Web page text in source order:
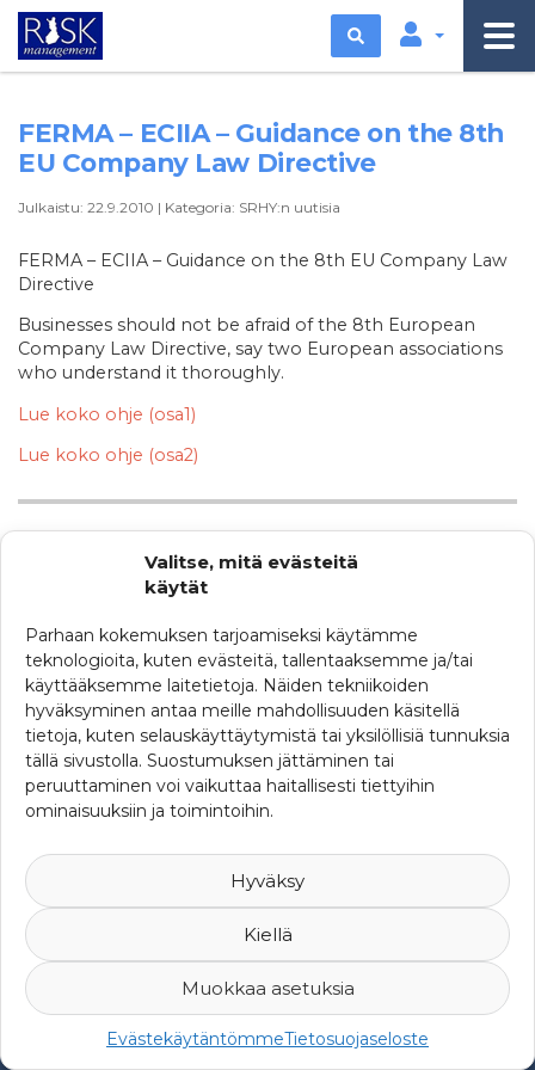
Valitse, mitä evästeitä
käytät
Parhaan kokemuksen tarjoamiseksi käytämme
teknologioita, kuten evästeitä, tallentaaksemme ja/tai
käyttääksemme laitetietoja. Näiden tekniikoiden
hyväksyminen antaa meille mahdollisuuden käsitellä
tietoja, kuten selauskäyttäytymistä tai yksilöllisiä tunnuksia
tällä sivustolla. Suostumuksen jättäminen tai
peruuttaminen voi vaikuttaa haitallisesti tiettyihin
ominaisuuksiin ja toimintoihin.
Hyväksy
Kiellä
Muokkaa asetuksia
EvästekäytäntömmeTietosuojaseloste
Etsi
FERMA – ECIIA – Guidance on the 8th
EU Company Law Directive
Julkaistu: 22.9.2010 | Kategoria: SRHY:n uutisia
FERMA – ECIIA – Guidance on the 8th EU Company Law
Directive
Businesses should not be afraid of the 8th European
Company Law Directive, say two European associations
who understand it thoroughly.
Lue koko ohje (osa1)
Lue koko ohje (osa2)
Ferman uutisia
SRHY:n uutisia
Uutisia maailmalta
© 2007-2026 Suomen Riskienhallintayhdistys ry -Yksityisyys ja
rekisteriseloste-Web Design Mediaani